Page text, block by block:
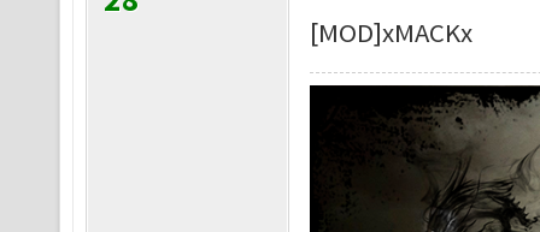
[MOD]xMACKx